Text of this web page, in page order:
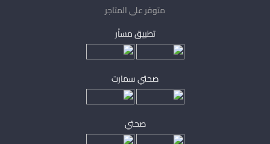
متوفر على المتاجر
تطبيق مساْر
صحتي سمارت
صحتي